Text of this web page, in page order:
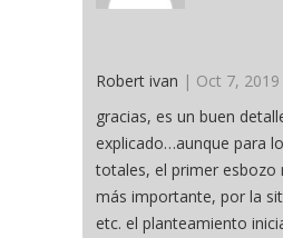
Robert ivan | Oct 7,
gracias, es un buen
explicado…aunque para
totales, el primer esbozo
más importante, por la
etc. el planteamiento